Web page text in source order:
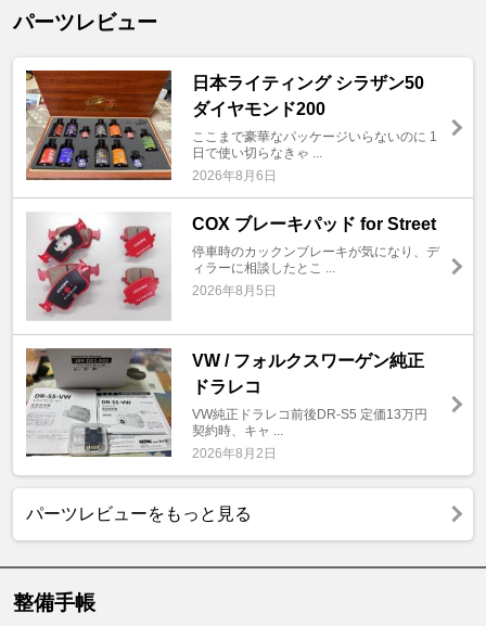
パーツレビュー
日本ライティング シラザン50
ダイヤモンド200
ここまで豪華なパッケージいらないのに 1
日で使い切らなきゃ ...
2026年8月6日
COX ブレーキパッド for Street
停車時のカックンブレーキが気になり、デ
ィラーに相談したとこ ...
2026年8月5日
VW / フォルクスワーゲン純正
ドラレコ
VW純正ドラレコ前後DR-S5 定価13万円
契約時、キャ ...
2026年8月2日
パーツレビューをもっと見る
整備手帳